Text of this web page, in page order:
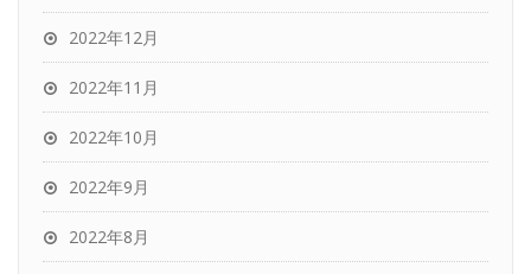
2022年12月
2022年11月
2022年10月
2022年9月
2022年8月